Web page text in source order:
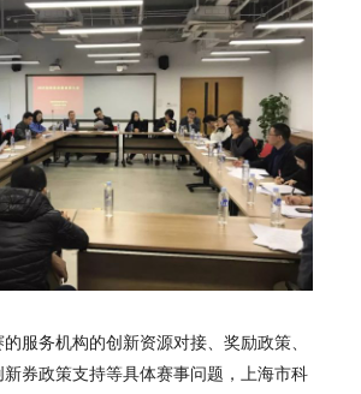
服务机构的创新资源对接、奖励政策、
券政策支持等具体赛事问题，上海市科